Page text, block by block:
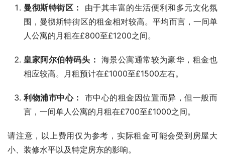
曼彻斯特街区：
由于其丰富的生活便利和多元文化氛
围，曼彻斯特街区的租金相对较高。平均而言，一间单
人公寓的月租在£800至£1200之间。
皇家阿尔伯特码头： 海景公寓通常较为豪华，租金也
相应较高。月租预计在£1000至£1500左右。
利物浦市中心：
市中心的租金因位置而异，但一般而
言，一间单人公寓的月租在£700至£1000之间。
请注意，以上费用仅为参考，实际租金可能会受到房屋大
小、装修水平以及特定房东的影响。